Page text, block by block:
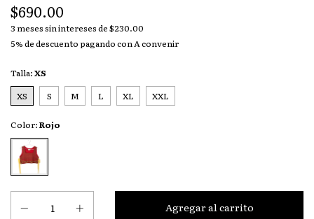
$690.00
3 meses sin intereses de$230.00
5% de descuento pagando con A convenir
Talla:XS
XS
S M L XL XXL
Color:Rojo